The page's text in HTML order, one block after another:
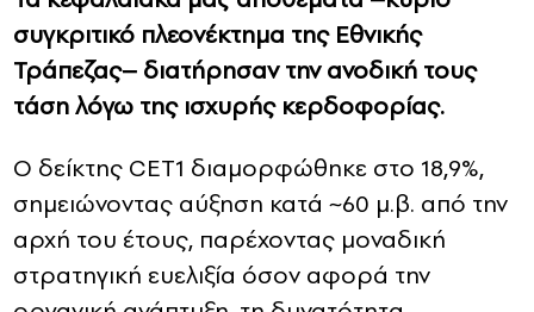
συγκριτικό πλεονέκτημα της Εθνικής
Τράπεζας– διατήρησαν την ανοδική τους
τάση λόγω της ισχυρής κερδοφορίας.
Ο δείκτης CET1 διαμορφώθηκε στο 18,9%,
σημειώνοντας αύξηση κατά ~60 μ.β. από την
αρχή του έτους, παρέχοντας μοναδική
στρατηγική ευελιξία όσον αφορά την